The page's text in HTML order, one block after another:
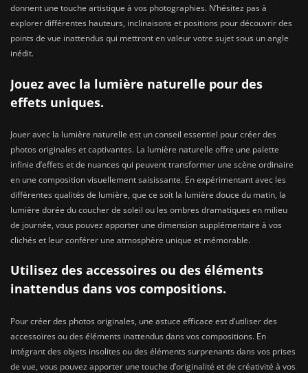
donnent une touche artistique à vos photographies. N’hésitez pas à
explorer différentes hauteurs, inclinaisons et positions pour découvrir des
points de vue inattendus qui mettront en valeur votre sujet sous un angle
inédit.
Jouez avec la lumière naturelle pour des
effets uniques.
Jouer avec la lumière naturelle est un conseil essentiel pour créer des
photos originales et captivantes. La lumière naturelle offre une palette
infinie d’effets et de nuances qui peuvent transformer une scène ordinaire
en une composition visuellement saisissante. En expérimentant avec les
différentes qualités de lumière, que ce soit la lumière douce du matin, la
lumière dorée du coucher de soleil ou les ombres dramatiques en milieu
de journée, vous pouvez apporter une dimension supplémentaire à vos
clichés et leur conférer une atmosphère unique et mémorable.
Utilisez des accessoires ou des éléments
inattendus dans vos compositions.
Pour créer des photos originales, une astuce efficace est d’utiliser des
accessoires ou des éléments inattendus dans vos compositions. En
intégrant des objets insolites ou des éléments surprenants dans vos prises
de vue, vous pouvez apporter une touche d’originalité et de créativité à vos